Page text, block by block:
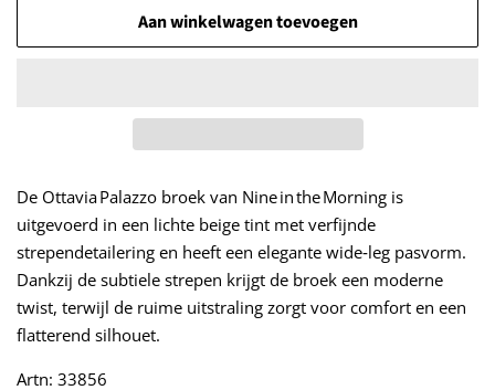
Aan winkelwagen toevoegen
De Ottavia Palazzo broek van Nine in the Morning is
uitgevoerd in een lichte beige tint met verfijnde
strependetailering en heeft een elegante wide‑leg pasvorm.
Dankzij de subtiele strepen krijgt de broek een moderne
twist, terwijl de ruime uitstraling zorgt voor comfort en een
flatterend silhouet.
Artn: 33856